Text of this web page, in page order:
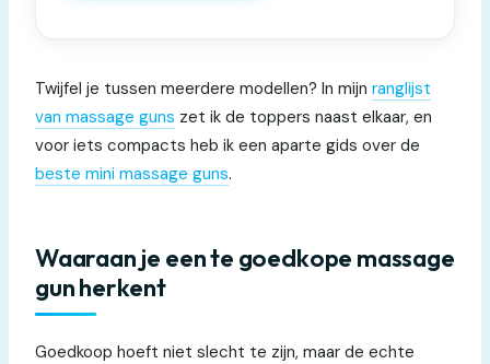
Twijfel je tussen meerdere modellen? In mijn ranglijst
van massage guns zet ik de toppers naast elkaar, en
voor iets compacts heb ik een aparte gids over de
beste mini massage guns.
Waaraan je een te goedkope massage
gun herkent
Goedkoop hoeft niet slecht te zijn, maar de echte